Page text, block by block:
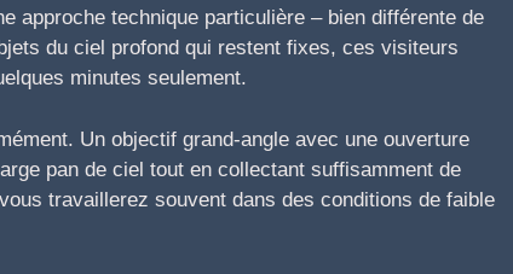
approche technique particulière – bien différente de
du ciel profond qui restent fixes, ces visiteurs
minutes seulement.
Un objectif grand-angle avec une ouverture
pan de ciel tout en collectant suffisamment de
travaillerez souvent dans des conditions de faible